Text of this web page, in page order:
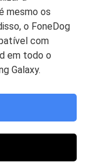
mesmo os
o FoneDog
com
em todo o
Galaxy.